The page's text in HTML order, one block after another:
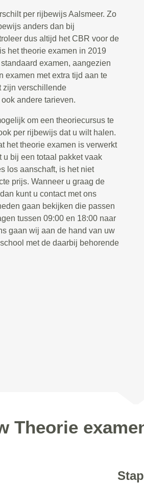
per rijbewijs Aalsmeer. Zo
anders dan bij
dus altijd het CBR voor de
het theorie examen in 2019
examen, aangezien
examen met extra tijd aan te
zijn verschillende
andere tarieven.
om een theoriecursus te
per rijbewijs dat u wilt halen.
het theorie examen is verwerkt
u bij een totaal pakket vaak
los aanschaft, is het niet
prijs. Wanneer u graag de
kunt u contact met ons
gaan bekijken die passen
tussen 09:00 en 18:00 naar
gaan wij aan de hand van uw
met de daarbij behorende
Theorie